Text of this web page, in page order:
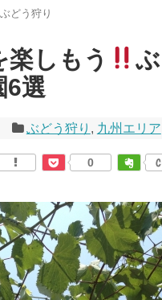
ぶどう狩り
しもう
6選
ぶどう狩り , 九州エリア
0